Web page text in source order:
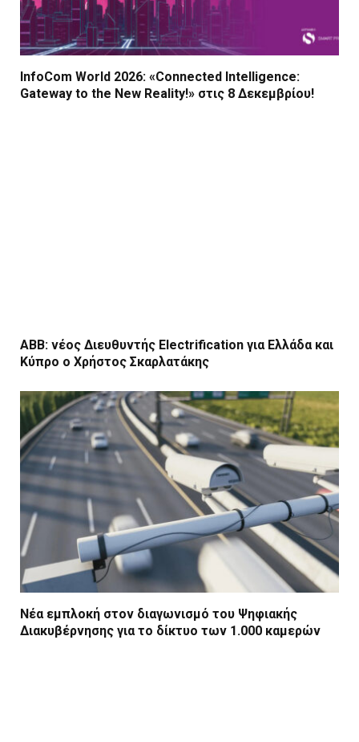
InfoCom World 2026: «Connected Intelligence:
Gateway to the New Reality!» στις 8 Δεκεμβρίου!
ΑΒΒ: νέος Διευθυντής Electrification για Ελλάδα και
Κύπρο ο Χρήστος Σκαρλατάκης
Νέα εμπλοκή στον διαγωνισμό του Ψηφιακής
Διακυβέρνησης για το δίκτυο των 1.000 καμερών